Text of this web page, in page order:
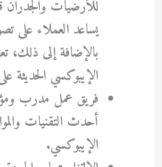
للأرضيات والجدران
يساعد العملاء على
بالإضافة إلى ذلك،
الإيبوكسي الحديثة
فريق عمل مدرب
أحدث التقنيات
الإيبوكسي.